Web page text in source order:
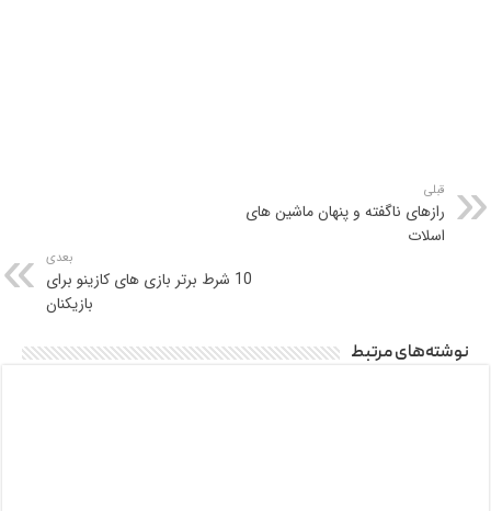
قبلی
رازهای ناگفته و پنهان ماشین‌ های
اسلات
بعدی
10 شرط برتر بازی های کازینو برای
بازیکنان
نوشته‌های مرتبط